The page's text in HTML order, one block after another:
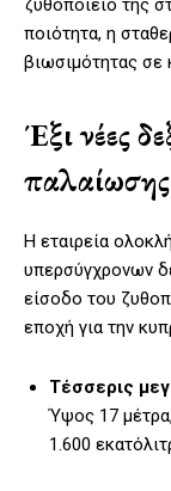
ζυθοποιείο της
ποιότητα, η
βιωσιμότητας σε
Έξι νέες
παλαίωσης
Η εταιρεία
υπερσύγχρονων
είσοδο του
εποχή για την
Τέσσερις
Ύψος 17
1.600